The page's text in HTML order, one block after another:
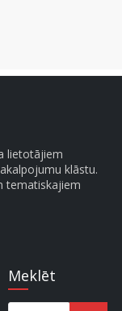
lietotājiem
klāstu.
tematiskajiem
Meklēt